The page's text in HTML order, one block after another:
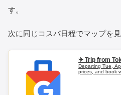
す。
次に同じコスパ日程でマップを見
✈ Trip from
Departing Tue,
prices, and book